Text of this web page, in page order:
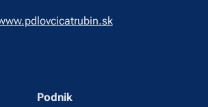
Podnik